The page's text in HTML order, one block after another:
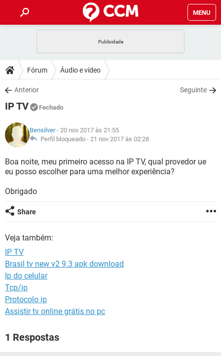
MENU
CELULAR
OUTLOOK
INSTAGRAM
GUIA DE COMPRAS
DICAS
JOGOS
INSTAGRAM GMAIL
GUIA DE COMPRAS
DOWNLOADS
JOGOS
CELULAR
OUTLOOK EXCEL
INSTAGRAM GMAIL
GUIA DE COMPRAS
JOGOS WHATSAPP
CELULAR
OUTLOOK EXCEL
GLOSSÁRIO
WHATSAPP
CELULAR FACEBOOK
OUTLOOK
INSTAGRAM
Fórum Áudio e vídeo
Anterior Seguinte
IP TV Fechado
Bensilver- 20 nov 2017 às 21:55
Perfil bloqueado - 21 nov 2017 às 02:28
Boa noite, meu primeiro acesso na IP TV, qual provedor ue
eu posso escolher para uma melhor experiência?
Obrigado
Share
Veja também:
IP TV
Brasil tv new v2 9.3 apk download
Ip do celular
Tcp/ip
Protocolo ip
Assistir tv online grátis no pc
1 Respostas